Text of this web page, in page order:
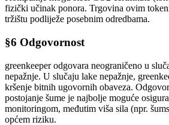
fizički učinak ponora. Trgovina ovim
tržištu podliježe posebnim odredbama.
§6 Odgovornost
greenkeeper odgovara neograničeno u
nepažnje. U slučaju lake nepažnje,
kršenje bitnih ugovornih obaveza.
postojanje šume je najbolje moguće
monitoringom, međutim viša sila (npr.
općem riziku.